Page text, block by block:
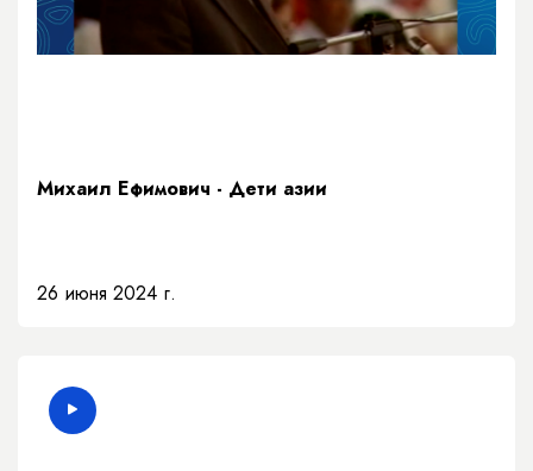
Михаил Ефимович - Дети азии
26 июня 2024 г.